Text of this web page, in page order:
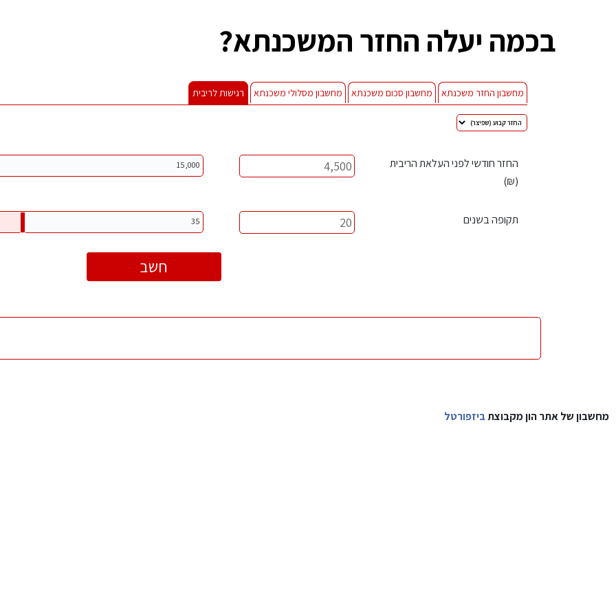
בכמה יעלה החזר המשכנתא?
מחשבון החזר משכנתא מחשבון סכום משכנתא מחשבון מסלולי משכנתא רגישות לריבית
החזר חודשי לפני העלאת הריבית
(₪)
15,000
תקופה בשנים 35
מחשבון של אתר הון מקבוצתביזפורטל